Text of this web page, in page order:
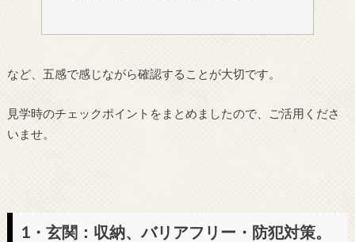
など、五感で感じながら確認することが大切です。
見学時のチェックポイントをまとめましたので、ご活用くださ
いませ。
1・玄関：収納、バリアフリー・防犯対策。